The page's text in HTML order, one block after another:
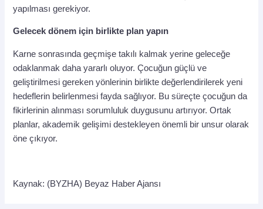
yapılması gerekiyor.
Gelecek dönem için birlikte plan yapın
Karne sonrasında geçmişe takılı kalmak yerine geleceğe
odaklanmak daha yararlı oluyor. Çocuğun güçlü ve
geliştirilmesi gereken yönlerinin birlikte değerlendirilerek yeni
hedeflerin belirlenmesi fayda sağlıyor. Bu süreçte çocuğun da
fikirlerinin alınması sorumluluk duygusunu artırıyor. Ortak
planlar, akademik gelişimi destekleyen önemli bir unsur olarak
öne çıkıyor.
Kaynak: (BYZHA) Beyaz Haber Ajansı